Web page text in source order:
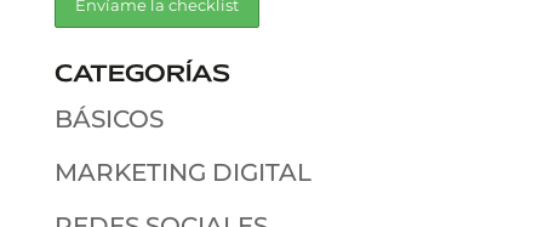
CATEGORÍAS
BÁSICOS
MARKETING DIGITAL